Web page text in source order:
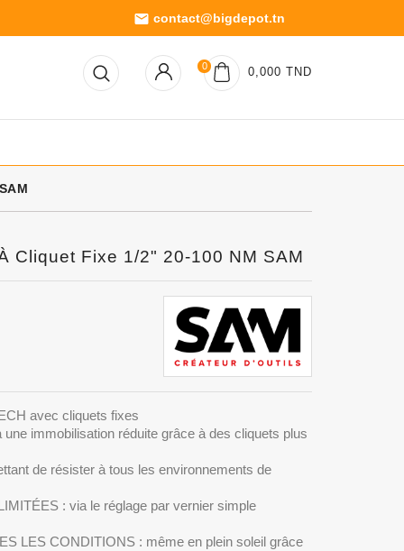
email contact@bigdepot.tn
0 0,000 TND
Cliquet Fixe 1/2" 20-100 NM SAM
avec cliquets fixes
immobilisation réduite grâce à des cliquets plus
de résister à tous les environnements de
: via le réglage par vernier simple
LES CONDITIONS : même en plein soleil grâce